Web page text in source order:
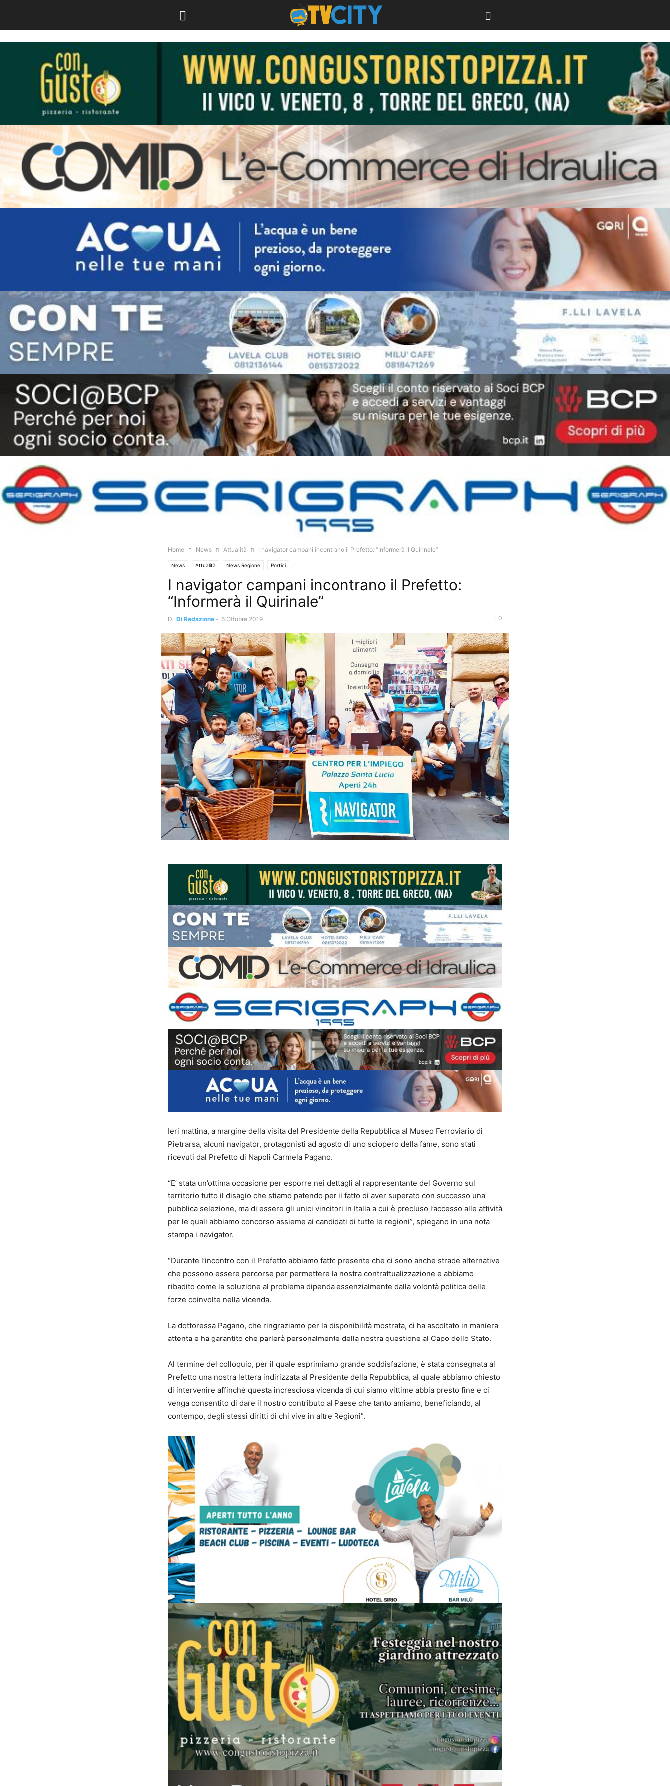
Home News Attualità I navigator campani incontrano il Prefetto: “Informerà il Quirinale”
News Attualità News Regione Portici
I navigator campani incontrano il Prefetto:
“Informerà il Quirinale”
Di Di Redazione - 6 Ottobre 2019 0
Ieri mattina, a margine della visita del Presidente della Repubblica al Museo Ferroviario di
Pietrarsa, alcuni navigator, protagonisti ad agosto di uno sciopero della fame, sono stati
ricevuti dal Prefetto di Napoli Carmela Pagano.
“E’ stata un’ottima occasione per esporre nei dettagli al rappresentante del Governo sul
territorio tutto il disagio che stiamo patendo per il fatto di aver superato con successo una
pubblica selezione, ma di essere gli unici vincitori in Italia a cui è precluso l’accesso alle attività
per le quali abbiamo concorso assieme ai candidati di tutte le regioni”, spiegano in una nota
stampa i navigator.
“Durante l’incontro con il Prefetto abbiamo fatto presente che ci sono anche strade alternative
che possono essere percorse per permettere la nostra contrattualizzazione e abbiamo
ribadito come la soluzione al problema dipenda essenzialmente dalla volontà politica delle
forze coinvolte nella vicenda.
La dottoressa Pagano, che ringraziamo per la disponibilità mostrata, ci ha ascoltato in maniera
attenta e ha garantito che parlerà personalmente della nostra questione al Capo dello Stato.
Al termine del colloquio, per il quale esprimiamo grande soddisfazione, è stata consegnata al
Prefetto una nostra lettera indirizzata al Presidente della Repubblica, al quale abbiamo chiesto
di intervenire affinchè questa incresciosa vicenda di cui siamo vittime abbia presto fine e ci
venga consentito di dare il nostro contributo al Paese che tanto amiamo, beneficiando, al
contempo, degli stessi diritti di chi vive in altre Regioni”.